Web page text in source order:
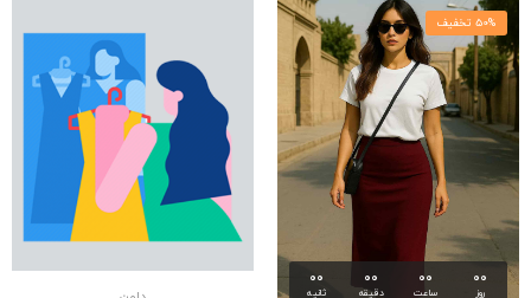
00
روز
00
ساعت
00
دقیقه
00
ثانیه
50% تخفیف